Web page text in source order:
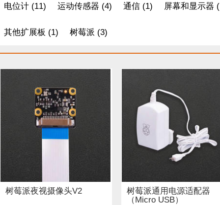
电位计 (11) 运动传感器 (4) 通信 (1) 屏幕和显示器
其他扩展板 (1) 树莓派 (3)
树莓派夜视摄像头V2
树莓派通用电源适配器
（Micro USB）